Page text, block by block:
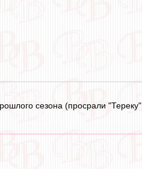
сезона (просрали